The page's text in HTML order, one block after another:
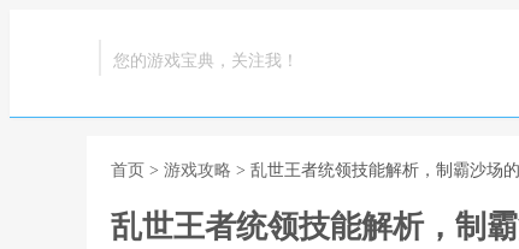
您的游戏宝典，关注我！
首页 > 游戏攻略 > 乱世王者统领技能解析，制霸沙场
乱世王者统领技能解析，制